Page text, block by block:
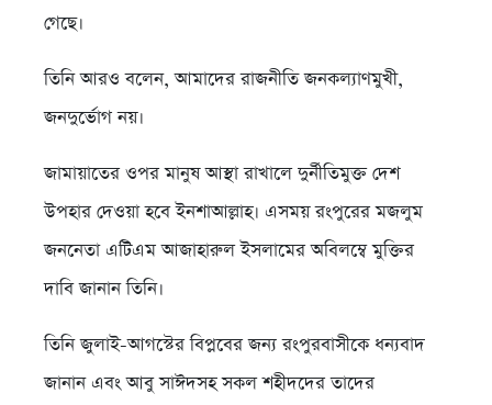
গেছে।
তিনি আরও বলেন, আমাদের রাজনীতি জনকল্যাণমুখী,
জনদুর্ভোগ নয়।
জামায়াতের ওপর মানুষ আস্থা রাখালে দুর্নীতিমুক্ত দেশ
উপহার দেওয়া হবে ইনশাআল্লাহ। এসময় রংপুরের মজলুম
জননেতা এটিএম আজাহারুল ইসলামের অবিলম্বে মুক্তির
দাবি জানান তিনি।
তিনি জুলাই-আগস্টের বিপ্লবের জন্য রংপুরবাসীকে ধন্যবাদ
জানান এবং আবু সাঈদসহ সকল শহীদদের তাদের